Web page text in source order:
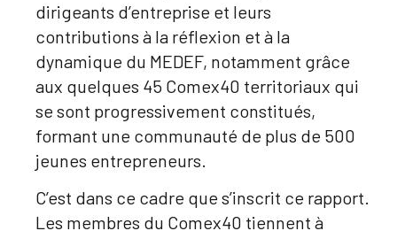
dirigeants d’entreprise et leurs
contributions à la réflexion et à la
dynamique du MEDEF, notamment grâce
aux quelques 45 Comex40 territoriaux qui
se sont progressivement constitués,
formant une communauté de plus de 500
jeunes entrepreneurs.
C’est dans ce cadre que s’inscrit ce rapport.
Les membres du Comex40 tiennent à